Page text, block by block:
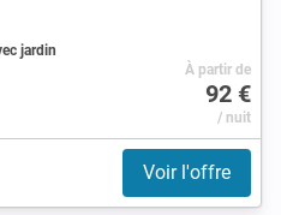
jardin
À partir de
92 €
/ nuit
Voir l'offre